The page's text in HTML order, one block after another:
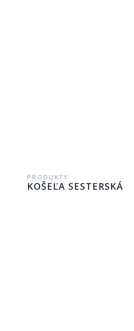
PRODUKTY
KOŠEĽA SESTERSKÁ